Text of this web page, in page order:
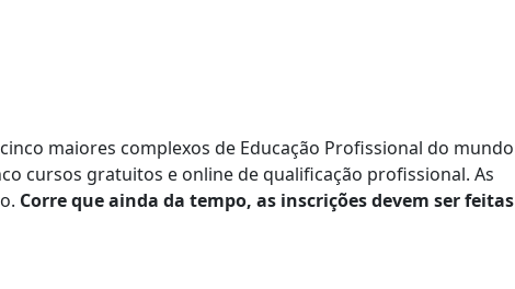
maiores complexos de Educação Profissional do mundo
cursos gratuitos e online de qualificação profissional. As
Corre que ainda da tempo, as inscrições devem ser feitas